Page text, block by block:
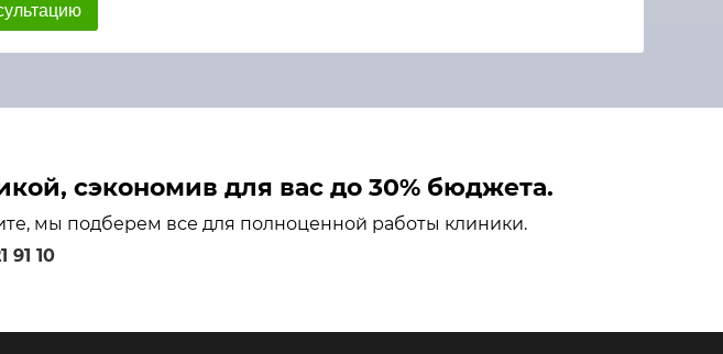
сэкономив для вас до 30% бюджета.
мы подберем все для полноценной работы клиники.
91 10